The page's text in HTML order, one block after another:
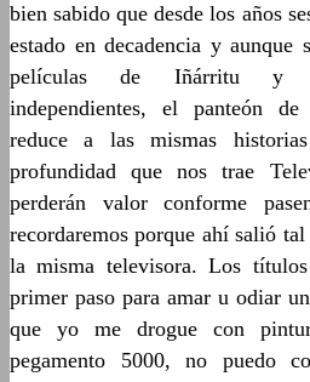
bien sabido que desde los años
estado en decadencia y
películas de Iñárritu y
independientes, el panteón
reduce a las mismas
profundidad que nos trae
perderán valor conforme
recordaremos porque ahí salió
la misma televisora. Los
primer paso para amar u odiar
que yo me drogue con
pegamento 5000, no puedo